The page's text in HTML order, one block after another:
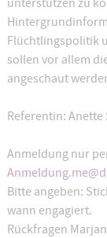
unterstützen zu
Flüchtlingspolitik
sollen vor allem
angeschaut
Referentin:
Anmeldung nur
Bitte angeben:
wann engagiert.
Rückfragen